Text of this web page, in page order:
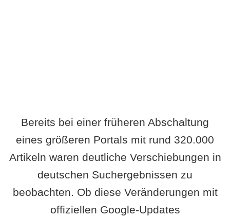
Bereits bei einer früheren Abschaltung
eines größeren Portals mit rund 320.000
Artikeln waren deutliche Verschiebungen in
deutschen Suchergebnissen zu
beobachten. Ob diese Veränderungen mit
offiziellen Google-Updates